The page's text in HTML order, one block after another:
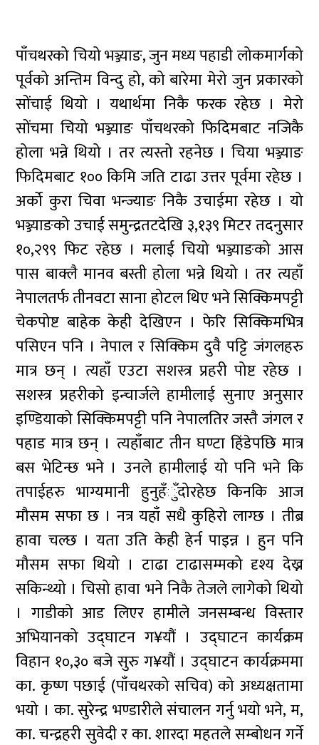
पाँचथरको चियो भञ्ज्याङ, जुन मध्य पहाडी लोकमार्गको
पूर्वको अन्तिम विन्दु हो, को बारेमा मेरो जुन प्रकारको
सोंचाई थियो । यथार्थमा निकै फरक रहेछ । मेरो
सोंचमा चियो भञ्ज्याङ पाँचथरको फिदिमबाट नजिकै
होला भन्ने थियो । तर त्यस्तो रहनेछ । चिया भञ्ज्याङ
फिदिमबाट १०० किमि जति टाढा उत्तर पूर्वमा रहेछ ।
अर्को कुरा चिवा भन्ज्याङ निकै उचाईमा रहेछ । यो
भञ्ज्याङको उचाई समुन्द्रतटदेखि ३,१३९ मिटर तदनुसार
१०,२९९ फिट रहेछ । मलाई चियो भञ्ज्याङको आस
पास बाक्लै मानव बस्ती होला भन्ने थियो । तर त्यहाँ
नेपालतर्फ तीनवटा साना होटल थिए भने सिक्किमपट्टी
चेकपोष्ट बाहेक केही देखिएन । फेरि सिक्किमभित्र
पसिएन पनि । नेपाल र सिक्किम दुवै पट्टि जंगलहरु
मात्र छन् । त्यहाँ एउटा सशस्त्र प्रहरी पोष्ट रहेछ ।
सशस्त्र प्रहरीको इन्चार्जले हामीलाई सुनाए अनुसार
इण्डियाको सिक्किमपट्टी पनि नेपालतिर जस्तै जंगल र
पहाड मात्र छन् । त्यहाँबाट तीन घण्टा हिंडेपछि मात्र
बस भेटिन्छ भने । उनले हामीलाई यो पनि भने कि
तपाईहरु भाग्यमानी हुनुहँुँदोरहेछ किनकि आज
मौसम सफा छ । नत्र यहाँ सधै कुहिरो लाग्छ । तीब्र
हावा चल्छ । यता उति केही हेर्न पाइन्न । हुन पनि
मौसम सफा थियो । टाढा टाढासम्मको दृश्य देख्न
सकिन्थ्यो । चिसो हावा भने निकै तेजले लागेको थियो
। गाडीको आड लिएर हामीले जनसम्बन्ध विस्तार
अभियानको उद्घाटन ग¥यौं । उद्घाटन कार्यक्रम
विहान १०,३० बजे सुरु ग¥यौं । उद्घाटन कार्यक्रममा
का. कृष्ण पछाई (पाँचथरको सचिव) को अध्यक्षतामा
भयो । का. सुरेन्द्र भण्डारीले संचालन गर्नु भयो भने, म,
का. चन्द्रहरी सुवेदी र का. शारदा महतले सम्बोधन गर्ने